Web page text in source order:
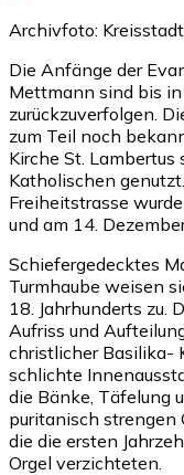
Archivfoto:
Die Anfänge der
Mettmann sind bis
zurückzuverfolgen.
zum Teil noch
Kirche St.
Katholischen
Freiheitstrasse
und am 14.
Schiefergedecktes
Turmhaube weisen
18. Jahrhunderts zu.
Aufriss und
christlicher Basilika-
schlichte
die Bänke, Täfelung
puritanisch strengen
die die ersten
Orgel verzichteten.